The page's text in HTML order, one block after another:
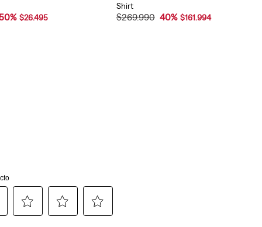
% $26.495
Shirt
$269.990 40% $161.994